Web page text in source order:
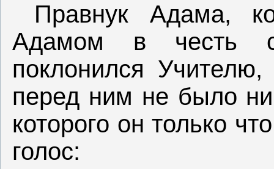
Правнук Адама,
Адамом в честь
поклонился
перед ним не было
которого он только
голос: